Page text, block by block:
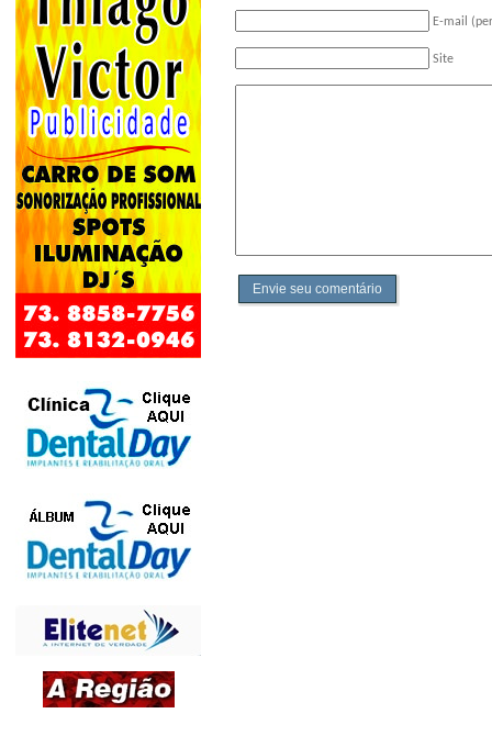
E-mail
Site
Envie seu comentário